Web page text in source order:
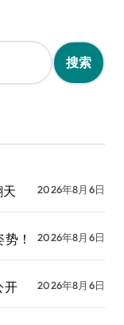
2026年8月6日
！ 2026年8月6日
开 2026年8月6日